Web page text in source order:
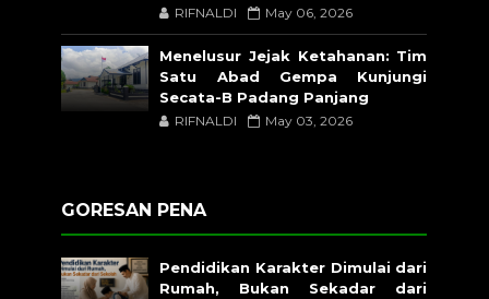
RIFNALDI May 06, 2026
Menelusur Jejak Ketahanan: Tim
Satu Abad Gempa Kunjungi
Secata-B Padang Panjang
RIFNALDI May 03, 2026
GORESAN PENA
Pendidikan Karakter Dimulai dari
Rumah, Bukan Sekadar dari